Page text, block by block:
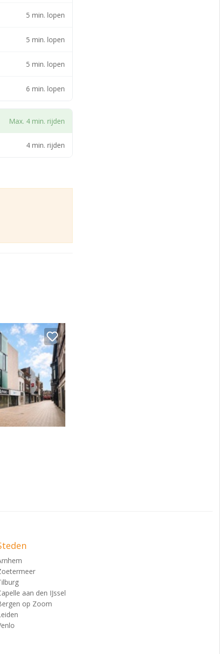
van de5 min. lopen
5 min. lopen
5 min. lopen
6 min. lopen
Max. 4 min. rijden
4 min. rijden
aan den IJssel
op Zoom